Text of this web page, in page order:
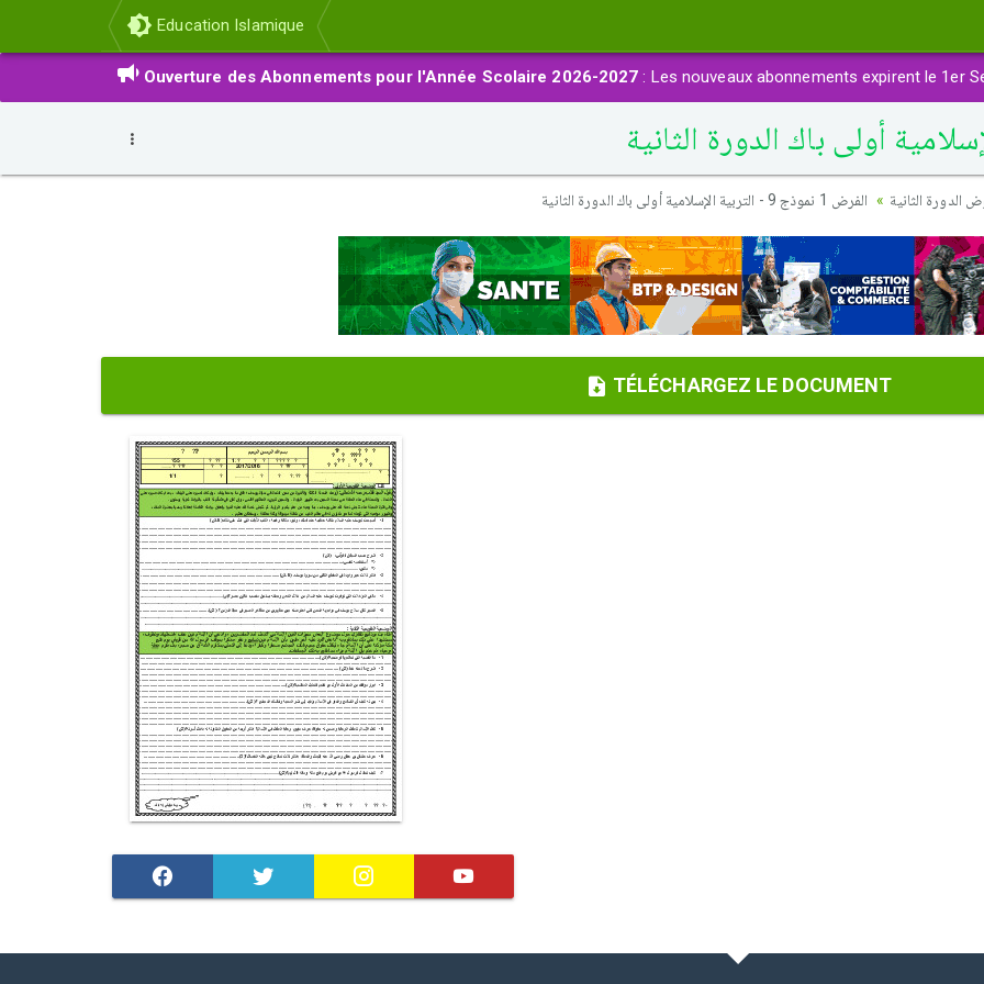
Education Islamique
Ouverture des Abonnements pour l'Année Scolaire 2026-2027 : Les nouveaux abonnements expirent le 1er
الدورة الثانية الفرض 1 نموذج 9 - التربية الإسلامية أولى باك الدورة الثانية
TÉLÉCHARGEZ LE DOCUMENT